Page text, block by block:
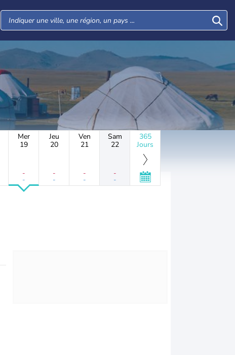
Mer
19
-
-
Jeu
20
-
-
Ven
21
-
-
Sam
22
-
-
365
Jours